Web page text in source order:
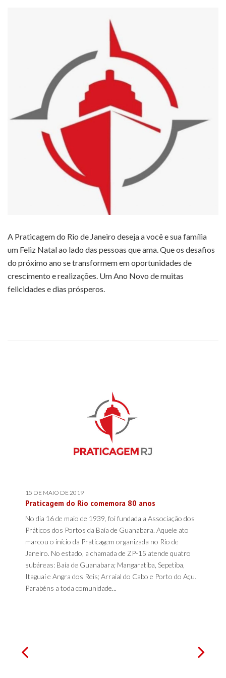
A Praticagem do Rio de Janeiro deseja a você e sua família
um Feliz Natal ao lado das pessoas que ama. Que os desafios
do próximo ano se transformem em oportunidades de
crescimento e realizações. Um Ano Novo de muitas
felicidades e dias prósperos.
15 DE MAIO DE 2019
Praticagem do Rio comemora 80 anos
No dia 16 de maio de 1939, foi fundada a Associação dos
Práticos dos Portos da Baía de Guanabara. Aquele ato
marcou o início da Praticagem organizada no Rio de
Janeiro. No estado, a chamada de ZP-15 atende quatro
subáreas: Baía de Guanabara; Mangaratiba, Sepetiba,
Itaguaí e Angra dos Reis; Arraial do Cabo e Porto do Açu.
Parabéns a toda comunidade...